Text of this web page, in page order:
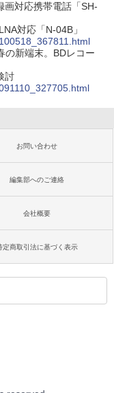
画対応携帯電話「SH-
対応「N-04B」
の新端末。BDレコー
討
お問い合わせ
編集部へのご連絡
会社概要
定商取引法に基づく表示